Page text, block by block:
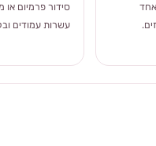
סידור פרמיום
עשרות עמודים